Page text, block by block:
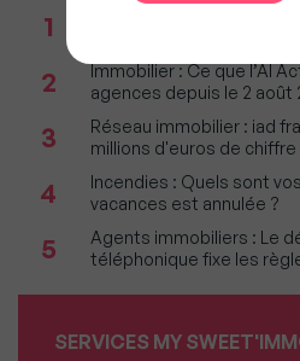
1
Taxe foncière 2026 :
2
Immobilier : Ce que l’AI
agences depuis le 2 août
3
Réseau immobilier : iad
millions d'euros de
4
Incendies : Quels sont
vacances est annulée ?
5
Agents immobiliers : Le
téléphonique fixe les
SERVICES MY